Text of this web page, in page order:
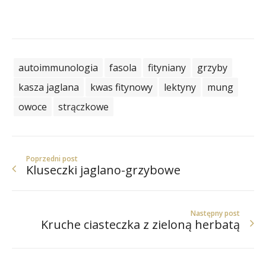
autoimmunologia fasola fityniany
grzyby
kasza jaglana
kwas fitynowy lektyny
mung
owoce
strączkowe
Poprzedni post
Kluseczki jaglano-grzybowe
Następny post
Kruche ciasteczka z zieloną herbatą